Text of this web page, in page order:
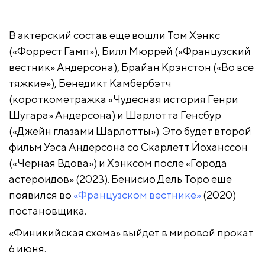
В актерский состав еще вошли Том Хэнкс
(«Форрест Гамп»), Билл Мюррей («Французский
вестник» Андерсона), Брайан Крэнстон («Во все
тяжкие»), Бенедикт Камбербэтч
(короткометражка «Чудесная история Генри
Шугара» Андерсона) и Шарлотта Генсбур
(«Джейн глазами Шарлотты»). Это будет второй
фильм Уэса Андерсона со Скарлетт Йоханссон
(«Черная Вдова») и Хэнксом после «Города
астероидов» (2023). Бенисио Дель Торо еще
появился во «Французском вестнике»(2020)
постановщика.
«Финикийская схема» выйдет в мировой прокат
6 июня.